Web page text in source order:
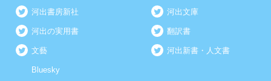
河出書房新社 河出文庫
河出の実用書 翻訳書
文藝 河出新書・人文書
Bluesky